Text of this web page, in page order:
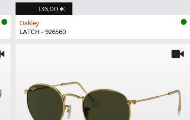
136,00 €
Oakley
LATCH - 926560